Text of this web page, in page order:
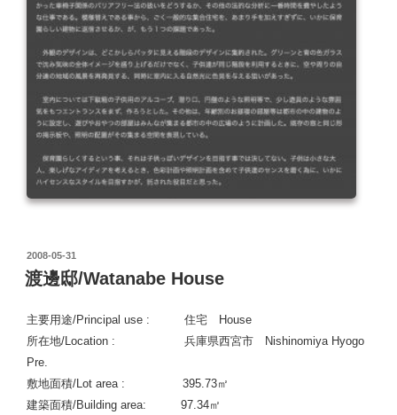
投
稿
日:
2008-05-31
渡邊邸/Watanabe House
主要用途/Principal use : 住宅 House
所在地/Location : 兵庫県西宮市 NishinomiyaHyogo
Pre.
敷地面積/Lot area : 395.73㎡
建築面積/Building area: 97.34㎡